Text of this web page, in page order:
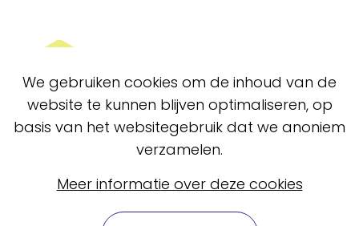
We gebruiken cookies om de inhoud van de
website te kunnen blijven optimaliseren, op
basis van het websitegebruik dat we anoniem
verzamelen.
Meer informatie over deze cookies